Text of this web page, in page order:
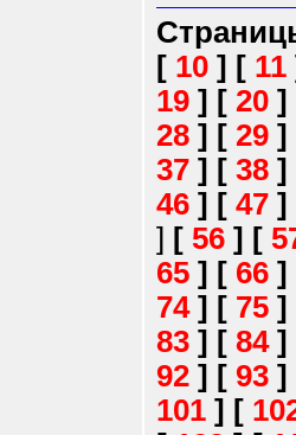
[ 10 ] [ 11
19 ] [ 20 ]
28 ] [ 29 ]
37 ] [ 38 ]
46 ] [ 47 ]
] [ 56 ] [
65 ] [ 66 ]
74] [ 75 ]
83 ] [ 84]
92 ] [ 93 ]
101 ] [